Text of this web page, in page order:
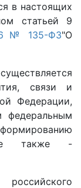
в настоящих
статьей 9
№ 135-ФЗ"О
связи и
Федерации,
федеральным
также -